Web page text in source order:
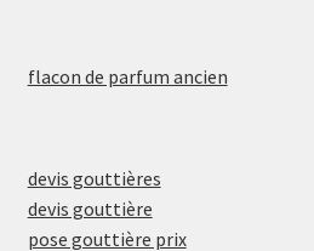
flacon de parfum ancien
devis gouttières
devis gouttière
pose gouttière prix